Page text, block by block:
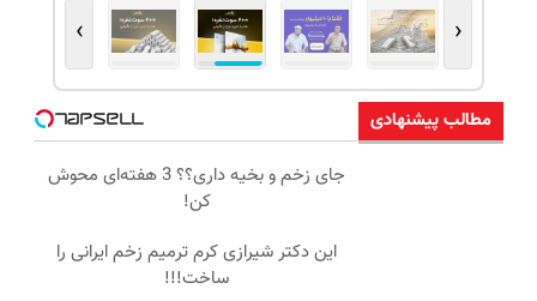
‹
›
مطالب پیشنهادی
جای زخم و بخیه داری؟؟ 3 هفته‌ای محوش
کن!
این دکتر شیرازی کرم ترمیم زخم ایرانی را
ساخت!!!